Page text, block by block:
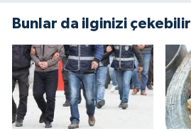
Bunlar da ilginizi çekebilir